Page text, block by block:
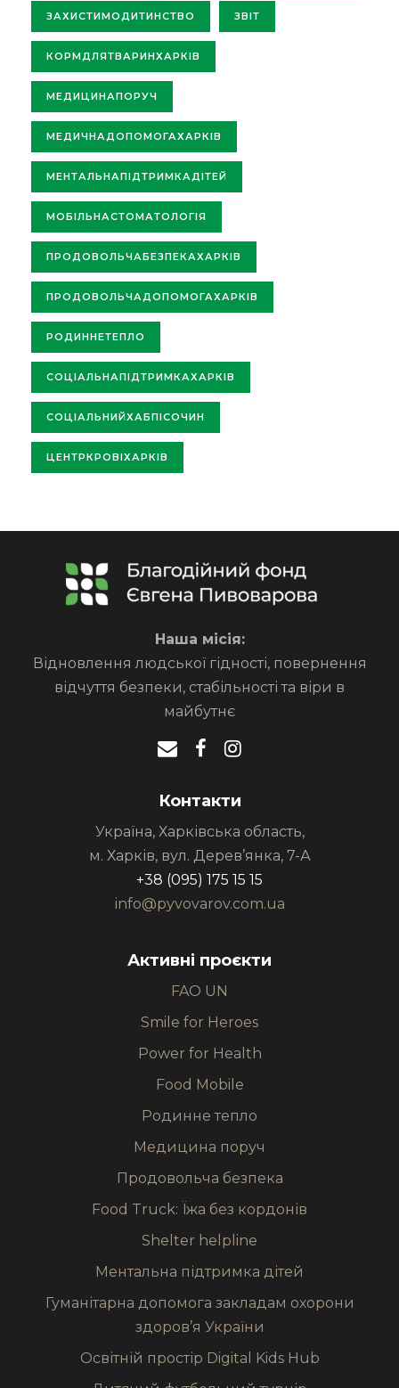
ЗАХИСТИМОДИТИНСТВО ЗВІТ
КОРМДЛЯТВАРИНХАРКІВ
МЕДИЦИНАПОРУЧ
МЕДИЧНАДОПОМОГАХАРКІВ
МЕНТАЛЬНАПІДТРИМКАДІТЕЙ
МОБІЛЬНАСТОМАТОЛОГІЯ
ПРОДОВОЛЬЧАБЕЗПЕКАХАРКІВ
ПРОДОВОЛЬЧАДОПОМОГАХАРКІВ
РОДИННЕТЕПЛО
СОЦІАЛЬНАПІДТРИМКАХАРКІВ
СОЦІАЛЬНИЙХАБПІСОЧИН
ЦЕНТРКРОВІХАРКІВ
Наша місія:
Відновлення людської гідності, повернення
відчуття безпеки, стабільності та віри в
майбутнє
Контакти
Україна, Харківська область,
м. Харків, вул. Дерев’янка, 7-А
+38 (095) 175 15 15
info@pyvovarov.com.ua
Активні проєкти
FAO UN
Smile for Heroes
Power for Health
Food Mobile
Родинне тепло
Медицина поруч
Продовольча безпека
Food Truck: Їжа без кордонів
Shelter helpline
Ментальна підтримка дітей
Гуманітарна допомога закладам охорони
здоров’я України
Освітній простір Digital Kids Hub